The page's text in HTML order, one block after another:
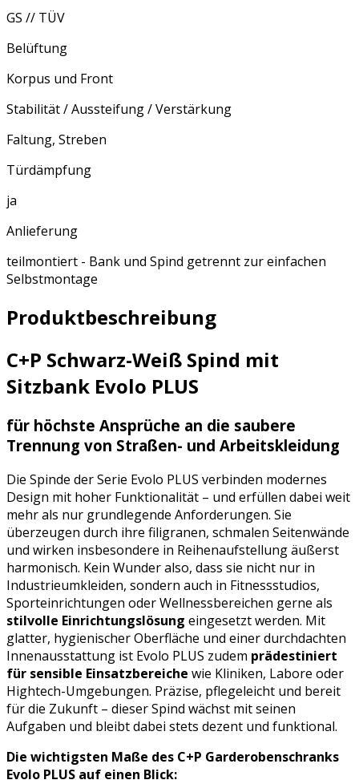
GS // TÜV
Belüftung
Korpus und Front
Stabilität / Aussteifung / Verstärkung
Faltung, Streben
Türdämpfung
ja
Anlieferung
teilmontiert - Bank und Spind getrennt zur einfachen
Selbstmontage
Produktbeschreibung
C+P Schwarz-Weiß Spind mit
Sitzbank Evolo PLUS
für höchste Ansprüche an die saubere
Trennung von Straßen- und Arbeitskleidung
Die Spinde der Serie Evolo PLUS verbinden modernes
Design mit hoher Funktionalität – und erfüllen dabei weit
mehr als nur grundlegende Anforderungen. Sie
überzeugen durch ihre filigranen, schmalen Seitenwände
und wirken insbesondere in Reihenaufstellung äußerst
harmonisch. Kein Wunder also, dass sie nicht nur in
Industrieumkleiden, sondern auch in Fitnessstudios,
Sporteinrichtungen oder Wellnessbereichen gerne als
stilvolle Einrichtungslösung eingesetzt werden. Mit
glatter, hygienischer Oberfläche und einer durchdachten
Innenausstattung ist Evolo PLUS zudem prädestiniert
für sensible Einsatzbereiche wie Kliniken, Labore oder
Hightech-Umgebungen. Präzise, pflegeleicht und bereit
für die Zukunft – dieser Spind wächst mit seinen
Aufgaben und bleibt dabei stets dezent und funktional.
Die wichtigsten Maße des C+P Garderobenschranks
Evolo PLUS auf einen Blick: